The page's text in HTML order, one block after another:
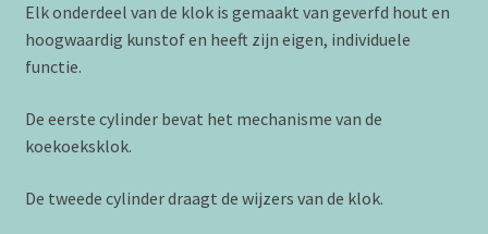
Elk onderdeel van de klok is gemaakt van geverfd hout en
hoogwaardig kunstof en heeft zijn eigen, individuele
functie.
De eerste cylinder bevat het mechanisme van de
koekoeksklok.
De tweede cylinder draagt de wijzers van de klok.